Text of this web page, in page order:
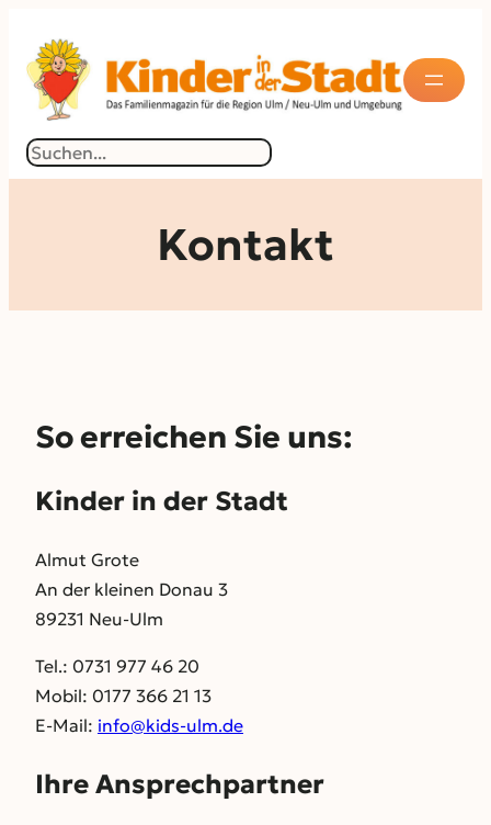
Suchen
Kontakt
So erreichen Sie uns:
Kinder in der Stadt
Almut Grote
An der kleinen Donau 3
89231 Neu-Ulm
Tel.: 0731 977 46 20
Mobil: 0177 366 21 13
E-Mail: info@kids-ulm.de
Ihre Ansprechpartner